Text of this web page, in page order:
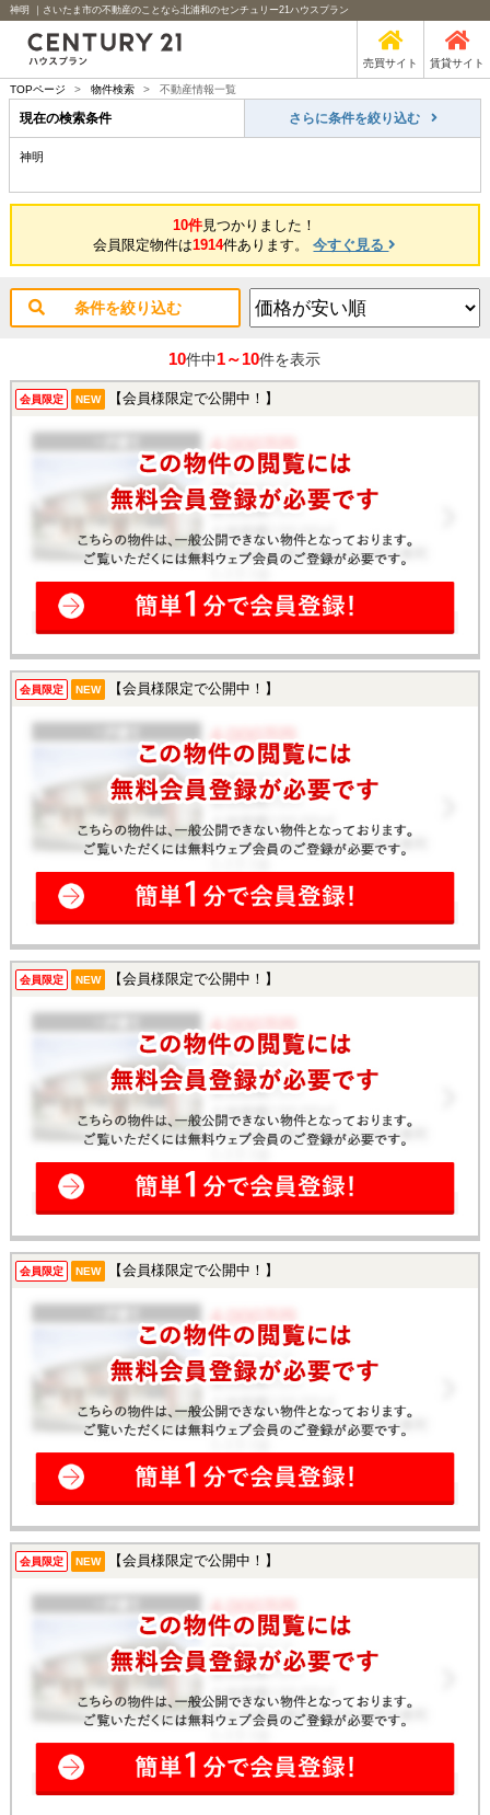
神明 ｜さいたま市の不動産のことなら北浦和のセンチュリー21ハウスプラン
売買サイト 賃貸サイト
TOPページ > 物件検索 > 不動産情報一覧
現在の検索条件 さらに条件を絞り込む
神明
10件見つかりました！
会員限定物件は1914件あります。今すぐ見る
条件を絞り込む
10件中1～10件を表示
会員限定 NEW 【会員様限定で公開中！】
会員限定 NEW 【会員様限定で公開中！】
会員限定 NEW 【会員様限定で公開中！】
会員限定 NEW 【会員様限定で公開中！】
会員限定 NEW 【会員様限定で公開中！】